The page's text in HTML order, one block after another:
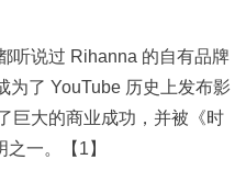
听说过 Rihanna 的自有品牌
为了 YouTube 历史上发布影
巨大的商业成功，并被《时
一。【1】